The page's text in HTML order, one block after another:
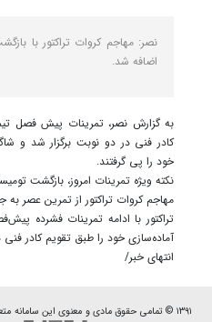
نصر: مهاجم کروات تراکتور با
اضافه شد.
به گزارش نصر، تمرینات پیش‌ فصل تیم
کادر فنی در دو نوبت برگزار شد و
خود را پی گرفتند.
نکته ویژه تمرینات امروز، بازگشت
مهاجم کروات تراکتور از تمرین عصر به
تراکتور با ادامه تمرینات فشرده
آماده‌سازی خود را طبق تقویم کادر فنی
انتهای خبر/
۱۳۹۱ © تمامی حقوق مادی و معنوی این سامانه متعلق به پایگاه خبری - تحلیلی نصرنیوز می باشد.